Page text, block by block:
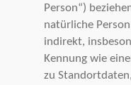
Person“)
natürliche
indirekt,
Kennung wie
zu